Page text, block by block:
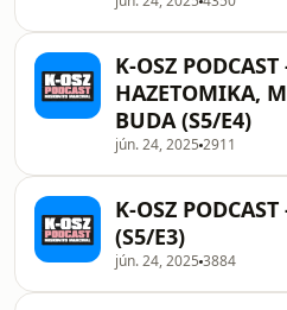
K-OSZ PODCAST
HAZETOMIKA,
BUDA (S5/E4)
jún. 24, 2025 2911
K-OSZ
(S5/E3)
jún. 24, 2025 3884